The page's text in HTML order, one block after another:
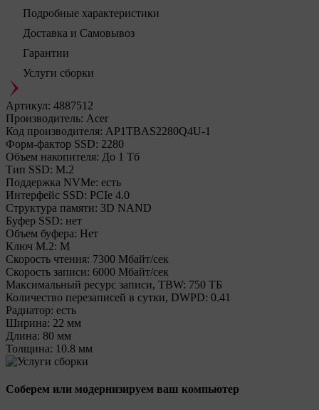
Подробные характеристики
Доставка и Самовывоз
Гарантии
Услуги сборки
Артикул: 4887512
Производитель: Acer
Код производителя: AP1TBAS2280Q4U-1
Форм-фактор SSD: 2280
Объем накопителя: До 1 Тб
Тип SSD: М.2
Поддержка NVMe: есть
Интерфейс SSD: PCIe 4.0
Структура памяти: 3D NAND
Буфер SSD: нет
Объем буфера: Нет
Ключ M.2: M
Cкорость чтения: 7300 Мбайт/сек
Cкорость записи: 6000 Мбайт/сек
Максимальный ресурс записи, TBW: 750 ТБ
Количество перезаписей в сутки, DWPD: 0.41
Радиатор: есть
Ширина: 22 мм
Длина: 80 мм
Толщина: 10.8 мм
Соберем или модернизируем ваш компьютер